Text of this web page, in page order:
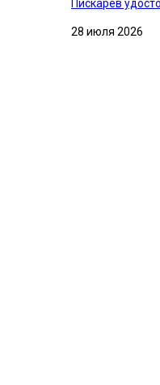
Пискарев
28 июля 2026